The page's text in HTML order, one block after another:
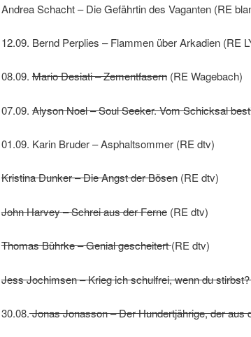
Andrea Schacht – Die Gefährtin des Vaganten (RE
12.09. Bernd Perplies – Flammen über Arkadien (RE
08.09.Mario Desiati – Zementfasern(RE Wagebach)
07.09.Alyson Noel – Soul Seeker. Vom Schicksal
01.09. Karin Bruder – Asphaltsommer (RE dtv)
Kristina Dunker – Die Angst der Bösen(RE dtv)
John Harvey – Schrei aus der Ferne(RE dtv)
Thomas Bührke – Genial gescheitert(RE dtv)
Jess Jochimsen – Krieg ich schulfrei, wenn du
30.08.Jonas Jonasson – Der Hundertjährige, der aus